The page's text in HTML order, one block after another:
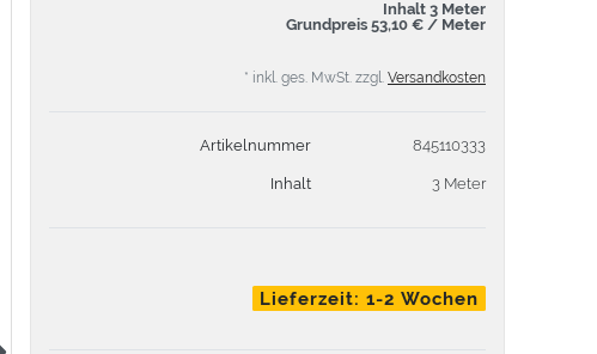
Inhalt 3 Meter
Grundpreis 53,10 € / Meter
* inkl. ges. MwSt. zzgl. Versandkosten
Artikelnummer 845110333
Inhalt 3 Meter
Lieferzeit: 1-2 Wochen